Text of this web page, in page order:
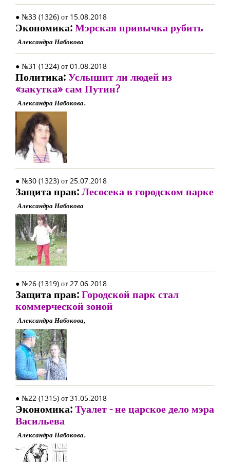
● №33 (1326) от 15.08.2018
Экономика:Мэрская привычка рубить
Александра Набокова
● №31 (1324) от 01.08.2018
Политика:Услышит ли людей из
«закутка» сам Путин?
Александра Набокова.
● №30 (1323) от 25.07.2018
Защита прав:Лесосека в городском парке
Александра Набокова
● №26 (1319) от 27.06.2018
Защита прав:Городской парк стал
коммерческой зоной
Александра Набокова,
● №22 (1315) от 31.05.2018
Экономика:Туалет - не царское дело мэра
Васильева
Александра Набокова.